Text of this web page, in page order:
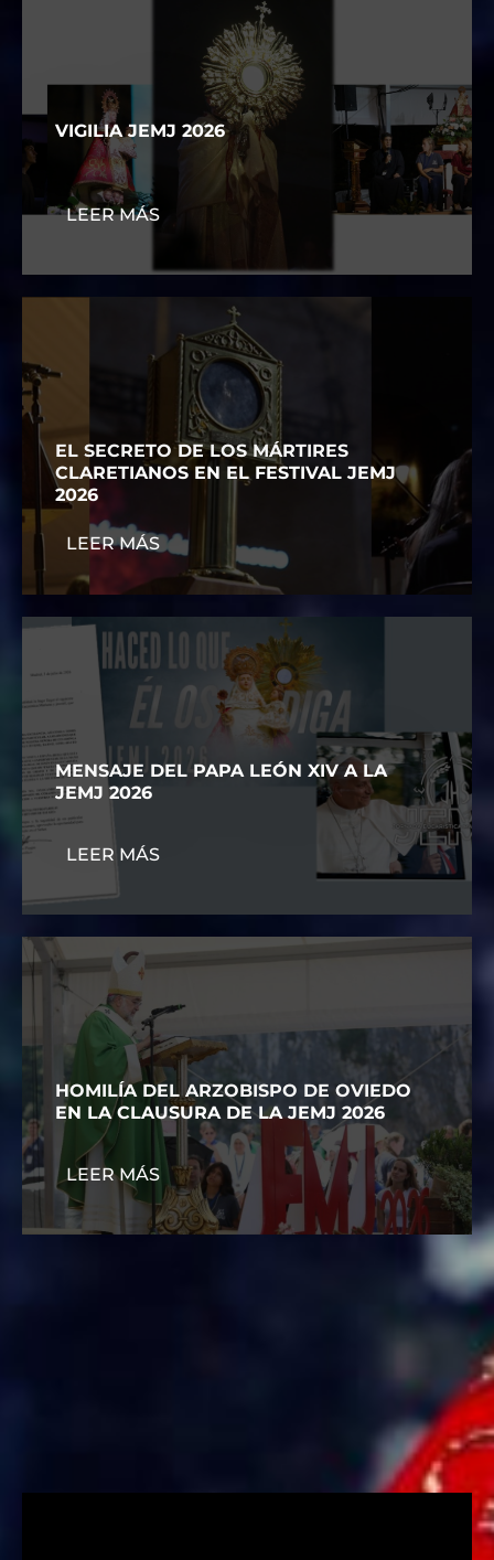
VIGILIA JEMJ 2026
LEER MÁS
EL SECRETO DE LOS MÁRTIRES
CLARETIANOS EN EL FESTIVAL JEMJ
2026
LEER MÁS
MENSAJE DEL PAPA LEÓN XIV A LA
JEMJ 2026
LEER MÁS
HOMILÍA DEL ARZOBISPO DE OVIEDO
EN LA CLAUSURA DE LA JEMJ 2026
LEER MÁS